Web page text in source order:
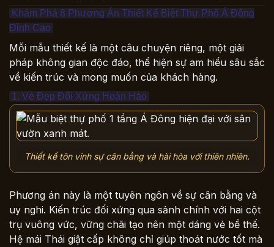
Khám Phá 8 Phương Án Thiết Kế Biệt Thự Phố Á Đông
Đỉnh Cao
Mỗi mẫu thiết kế là một câu chuyện riêng, một giải
pháp không gian độc đáo, thể hiện sự am hiểu sâu sắc
về kiến trúc và mong muốn của khách hàng.
1. Vẻ Đẹp Đối Xứng Hoàn Hảo
Thiết kế tôn vinh sự cân bằng và hài hòa với thiên nhiên.
Phương án này là một tuyên ngôn về sự cân bằng và
uy nghi. Kiến trúc đối xứng qua sảnh chính với hai cột
trụ vuông vức, vững chãi tạo nên một dáng vẻ bề thế.
Hệ mái Thái giật cấp không chỉ giúp thoát nước tốt mà